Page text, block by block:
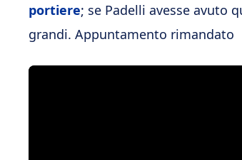
portiere; se Padelli avesse avuto
grandi. Appuntamento rimandato